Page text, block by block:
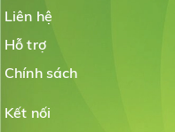
Liên hệ
Hỗ trợ
Chính sách
Kết nối